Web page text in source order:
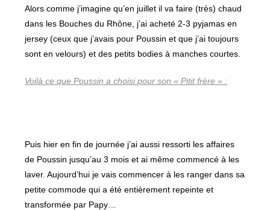
Alors comme j’imagine qu’en juillet il va faire (très) chaud
dans les Bouches du Rhône, j’ai acheté 2-3 pyjamas en
jersey (ceux que j’avais pour Poussin et que j’ai toujours
sont en velours) et des petits bodies à manches courtes.
Voilà ce que Poussin a choisi pour son « Pitit frère » :
Puis hier en fin de journée j’ai aussi ressorti les affaires
de Poussin jusqu’au 3 mois et ai même commencé à les
laver. Aujourd’hui je vais commencer à les ranger dans sa
petite commode qui a été entièrement repeinte et
transformée par Papy…